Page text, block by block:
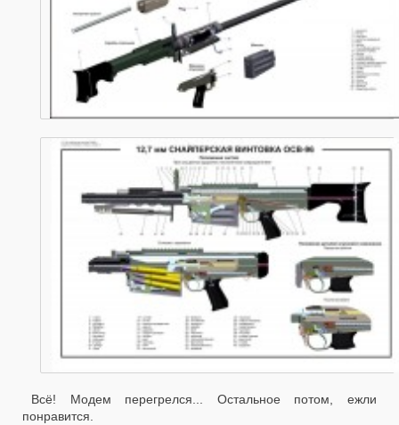
Всё! Модем перегрелся... Остальное потом, ежли
понравится.